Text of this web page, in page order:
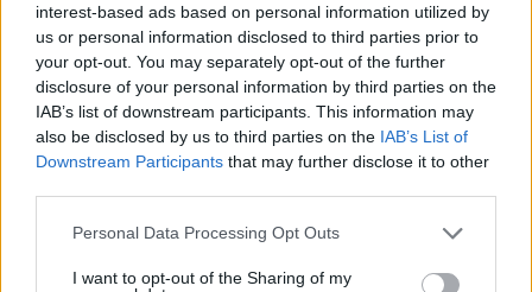
interest-based ads based on personal information utilized by
us or personal information disclosed to third parties prior to
your opt-out. You may separately opt-out of the further
disclosure of your personal information by third parties on the
IAB’s list of downstream participants. This information may
also be disclosed by us to third parties on the IAB’s List of
Downstream Participants that may further disclose it to other
Please note that this website/app uses one or more Google
not limited to your visit or usage behaviour. You may click to
Personal Data Processing Opt Outs
I want to opt-out of the Sharing of my
07.08.2026, 15:59